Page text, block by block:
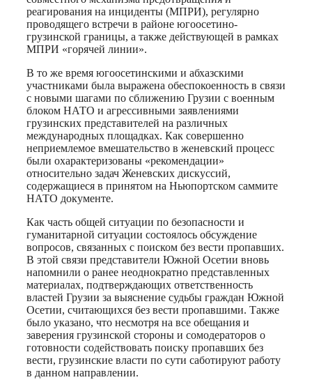
реагирования на инциденты (МПРИ), регулярно
проводящего встречи в районе югоосетино-
грузинской границы, а также действующей в рамках
МПРИ «горячей линии».
В то же время югоосетинскими и абхазскими
участниками была выражена обеспокоенность в связи
с новыми шагами по сближению Грузии с военным
блоком НАТО и агрессивными заявлениями
грузинских представителей на различных
международных площадках. Как совершенно
неприемлемое вмешательство в женевский процесс
были охарактеризованы «рекомендации»
относительно задач Женевских дискуссий,
содержащиеся в принятом на Ньюпортском саммите
НАТО документе.
Как часть общей ситуации по безопасности и
гуманитарной ситуации состоялось обсуждение
вопросов, связанных с поиском без вести пропавших.
В этой связи представители Южной Осетии вновь
напомнили о ранее неоднократно представленных
материалах, подтверждающих ответственность
властей Грузии за выяснение судьбы граждан Южной
Осетии, считающихся без вести пропавшими. Также
было указано, что несмотря на все обещания и
заверения грузинской стороны и сомодераторов о
готовности содействовать поиску пропавших без
вести, грузинские власти по сути саботируют работу
в данном направлении.